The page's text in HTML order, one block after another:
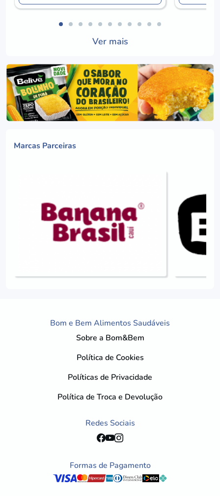
Ver mais
Marcas Parceiras
Bom e Bem Alimentos Saudáveis
Sobre a Bom&Bem
Política de Cookies
Políticas de Privacidade
Política de Troca e Devolução
Redes Sociais
Formas de Pagamento